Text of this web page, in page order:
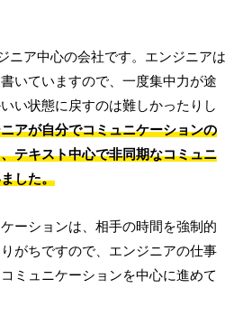
ニア中心の会社です。エンジニアは
いていますので、一度集中力が途
い状態に戻すのは難しかったりし
アが自分でコミュニケーションの
テキスト中心で非同期なコミュニ
した。
ーションは、相手の時間を強制的
がちですので、エンジニアの仕事
ミュニケーションを中心に進めて